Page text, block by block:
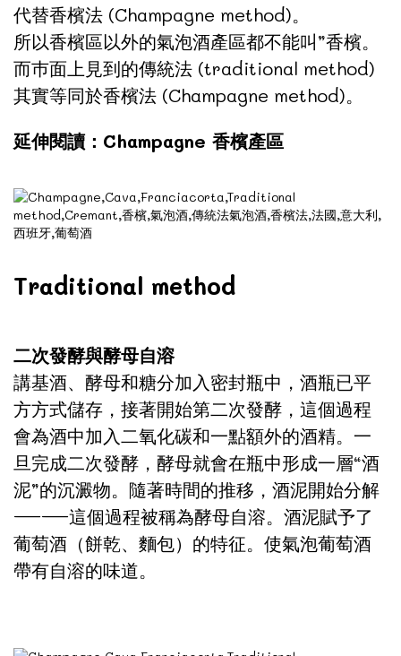
代替香檳法 (Champagne method)。
所以香檳區以外的氣泡酒產區都不能叫”香檳。
而巿面上見到的傳統法 (traditional method)
其實等同於香檳法 (Champagne method)。
延伸閱讀：Champagne 香檳產區
Traditional method
二次發酵與酵母自溶
講基酒、酵母和糖分加入密封瓶中，酒瓶已平
方方式儲存，接著開始第二次發酵，這個過程
會為酒中加入二氧化碳和一點額外的酒精。一
旦完成二次發酵，酵母就會在瓶中形成一層“酒
泥”的沉澱物。隨著時間的推移，酒泥開始分解
——這個過程被稱為酵母自溶。酒泥賦予了
葡萄酒（餅乾、麵包）的特征。使氣泡葡萄酒
帶有自溶的味道。